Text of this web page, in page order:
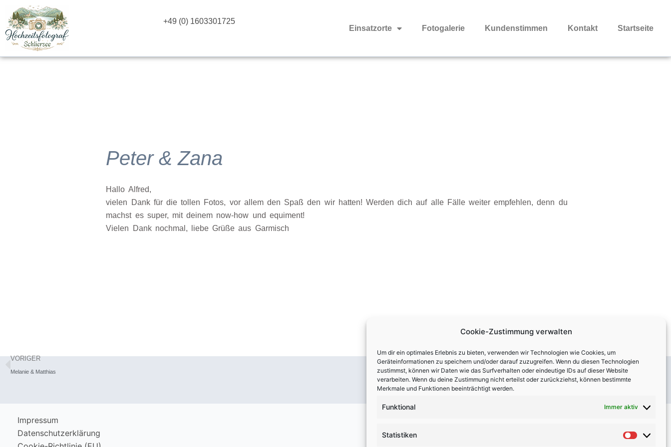
Cookie-Zustimmung verwalten
Um dir ein optimales Erlebnis zu bieten, verwenden wir Technologien wie Cookies, um
Geräteinformationen zu speichern und/oder darauf zuzugreifen. Wenn du diesen Technologien
zustimmst, können wir Daten wie das Surfverhalten oder eindeutige IDs auf dieser Website
verarbeiten. Wenn du deine Zustimmung nicht erteilst oder zurückziehst, können bestimmte
Merkmale und Funktionen beeinträchtigt werden.
Funktional Immer aktiv
Statistiken
Inhalt
springen
+49 (0) 1603301725
Einsatzorte
Fotogalerie Kundenstimmen Kontakt Startseite
Peter & Zana
Hallo Alfred,
vielen Dank für die tollen Fotos, vor allem den Spaß den wir hatten! Werden dich auf alle Fälle weiter empfehlen, denn du
machst es super, mit deinem now-how und equiment!
Vielen Dank nochmal, liebe Grüße aus Garmisch
Zurück
VORIGER
Melanie & Matthias
NÄCHSTER
Annette & Toni
Impressum
Datenschutzerklärung